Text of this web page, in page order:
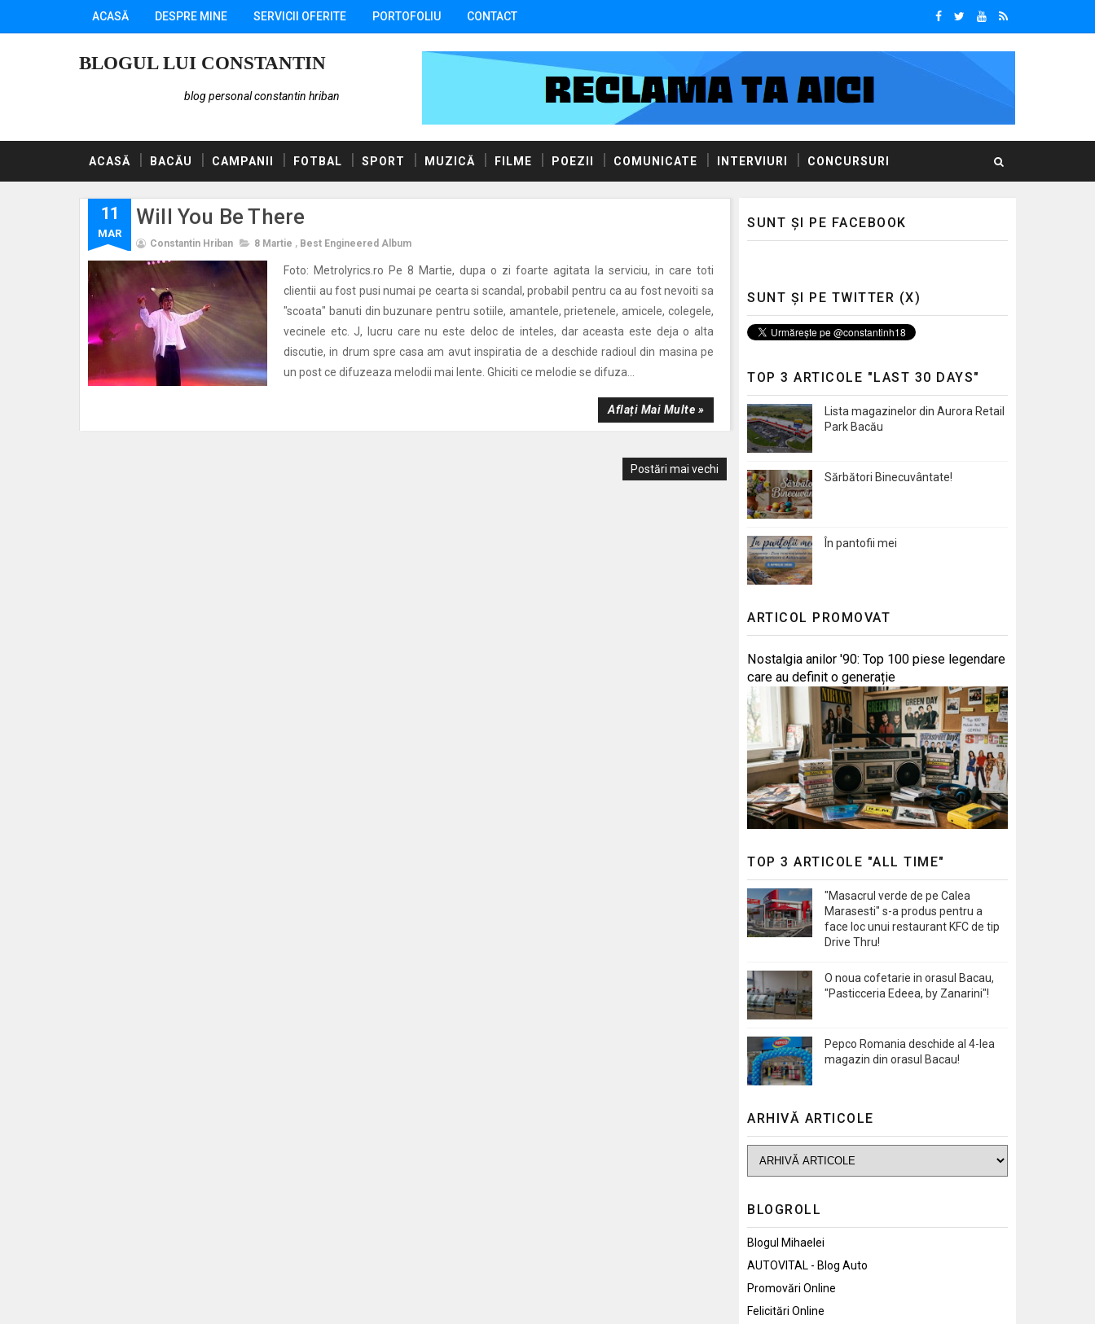
ACASĂ DESPRE MINE SERVICII OFERITE PORTOFOLIU CONTACT
BLOGUL LUI CONSTANTIN
blog personal constantin hriban
ACASĂ BACĂU CAMPANII FOTBAL SPORT MUZICĂ FILME POEZII COMUNICATE INTERVIURI CONCURSURI
11
MAR
Will You Be There
Constantin Hriban 8 Martie , Best Engineered Album
Foto: Metrolyrics.ro Pe 8 Martie, dupa o zi foarte agitata la serviciu, in care toti
clientii au fost pusi numai pe cearta si scandal, probabil pentru ca au fost nevoiti sa
"scoata" banuti din buzunare pentru sotiile, amantele, prietenele, amicele, colegele,
vecinele etc. J, lucru care nu este deloc de inteles, dar aceasta este deja o alta
discutie, in drum spre casa am avut inspiratia de a deschide radioul din masina pe
un post ce difuzeaza melodii mai lente. Ghiciti ce melodie se difuza...
Aflați Mai Multe »
Postări mai vechi
SUNT ȘI PE FACEBOOK
SUNT ȘI PE TWITTER (X)
TOP 3 ARTICOLE "LAST 30 DAYS"
Lista magazinelor din Aurora Retail
Park Bacău
Sărbători Binecuvântate!
În pantofii mei
ARTICOL PROMOVAT
Nostalgia anilor '90: Top 100 piese legendare
care au definit o generație
TOP 3 ARTICOLE "ALL TIME"
"Masacrul verde de pe Calea
Marasesti" s-a produs pentru a
face loc unui restaurant KFC de tip
Drive Thru!
O noua cofetarie in orasul Bacau,
"Pasticceria Edeea, by Zanarini"!
Pepco Romania deschide al 4-lea
magazin din orasul Bacau!
ARHIVĂ ARTICOLE
BLOGROLL
Blogul Mihaelei
AUTOVITAL - Blog Auto
Promovări Online
Felicitări Online